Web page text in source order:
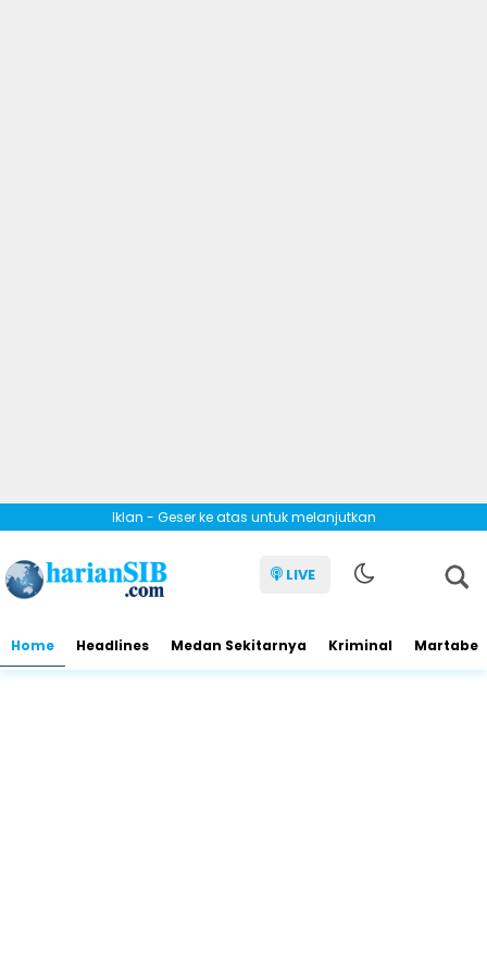
Iklan - Geser ke atas untuk melanjutkan
LIVE
Home Headlines Medan Sekitarnya Kriminal Martabe